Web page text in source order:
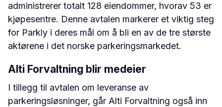
administrerer totalt 128 eiendommer, hvorav 53 er
kjøpesentre. Denne avtalen markerer et viktig steg
for Parkly i deres mål om å bli en av de tre største
aktørene i det norske parkeringsmarkedet.
Alti Forvaltning blir medeier
I tillegg til avtalen om leveranse av
parkeringsløsninger, går Alti Forvaltning også inn